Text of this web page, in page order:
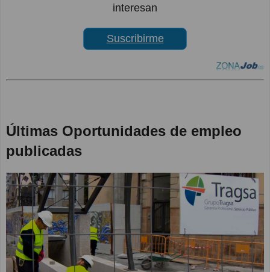
interesan
Suscribirme
Últimas Oportunidades de empleo
publicadas